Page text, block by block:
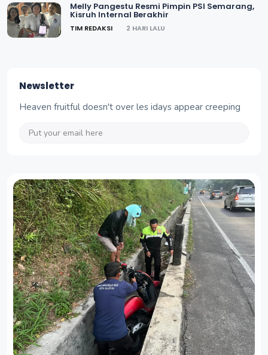
Melly Pangestu Resmi Pimpin PSI Semarang,
Kisruh Internal Berakhir
TIM REDAKSI 2 HARI LALU
Newsletter
Heaven fruitful doesn't over les idays appear creeping